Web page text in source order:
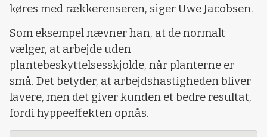
køres med rækkerenseren, siger Uwe Jacobsen.
Som eksempel nævner han, at de normalt
vælger, at arbejde uden
plantebeskyttelsesskjolde, når planterne er
små. Det betyder, at arbejdshastigheden bliver
lavere, men det giver kunden et bedre resultat,
fordi hyppeeffekten opnås.